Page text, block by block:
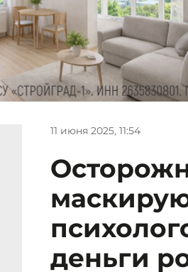
11 июня 2025, 11:54
деньги